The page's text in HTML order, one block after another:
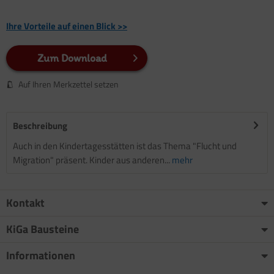
Ihre Vorteile auf einen Blick >>
Zum Download
Auf Ihren Merkzettel setzen
Beschreibung
Auch in den Kindertagesstätten ist das Thema "Flucht und
Migration" präsent. Kinder aus anderen... mehr
Kontakt
KiGa Bausteine
Informationen